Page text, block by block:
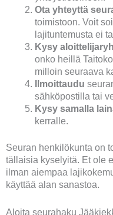
Ota yhteyttä
toimistoon. Voit
lajituntemusta ei
Kysy
onko heillä
milloin seuraava
Ilmoittaudu
sähköpostilla tai
Kysy samalla
kerralle.
Seuran henkilökunta on
tällaisia kyselyitä. Et ole
ilman aiempaa
käyttää alan sanastoa.
Aloita seurahaku